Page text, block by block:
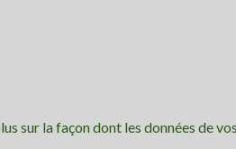
sur la façon dont les données de